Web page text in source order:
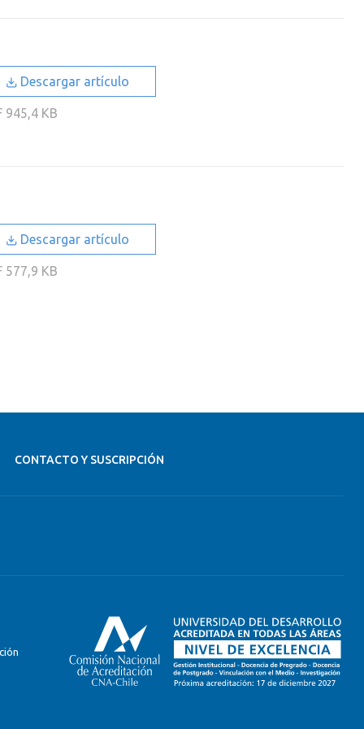
Descargar artículo
945,4 KB
Descargar artículo
577,9 KB
CONTACTO Y SUSCRIPCIÓN